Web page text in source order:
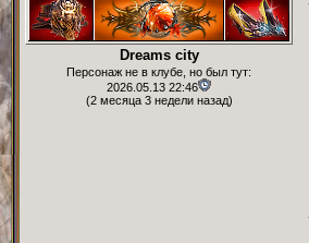
Dreams city
Персонаж не в клубе, но был тут:
2026.05.13 22:46
(2 месяца 3 недели назад)